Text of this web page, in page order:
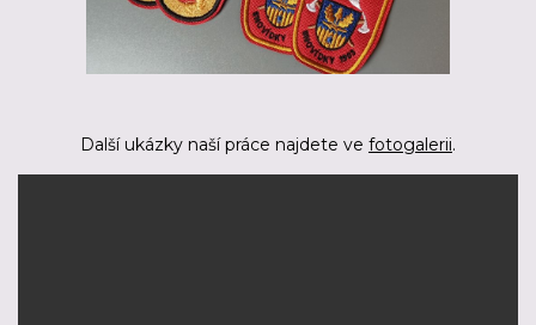
Další ukázky naší práce najdete ve fotogalerii.